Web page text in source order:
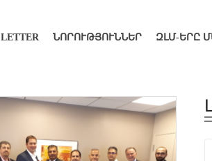
ՆՈՐՈՒԹՅՈՒՆՆԵՐ ԶԼՄ-ԵՐԸ